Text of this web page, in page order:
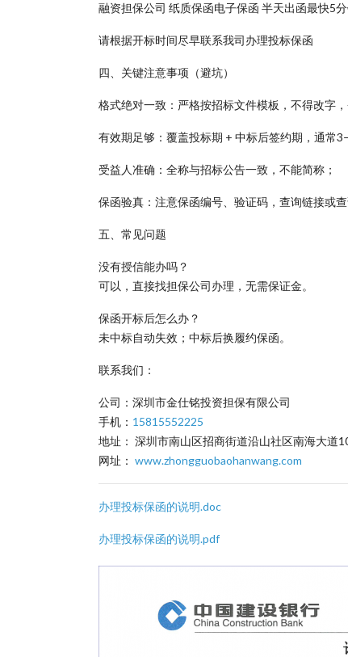
融资担保公司 纸质保函电子保函 半天出函最快5
请根据开标时间尽早联系我司办理投标保函
四、关键注意事项（避坑）
格式绝对一致：严格按招标文件模板，不得改字，
有效期足够：覆盖投标期 + 中标后签约期，通常
受益人准确：全称与招标公告一致，不能简称；
保函验真：注意保函编号、验证码，查询链接或
五、常见问题
没有授信能办吗？
可以，直接找担保公司办理，无需保证金。
保函开标后怎么办？
未中标自动失效；中标后换履约保函。
联系我们：
公司：深圳市金仕铭投资担保有限公司
手机： 15815552225
地址： 深圳市南山区招商街道沿山社区南海大道
网址： www.zhongguobaohanwang.com
办理投标保函的说明.doc
办理投标保函的说明.pdf